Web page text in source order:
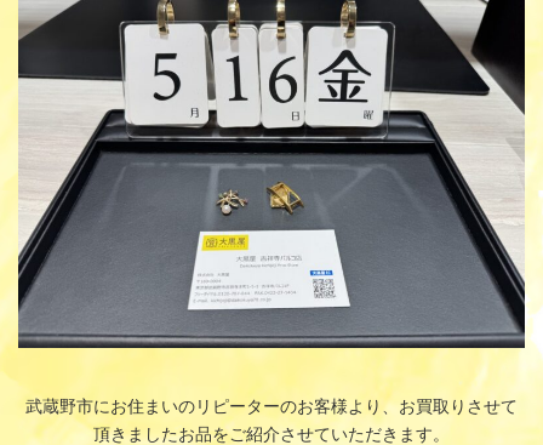
時
武蔵野市にお住まいのリピーターのお客様より、お買取りさせて
頂きましたお品をご紹介させていただきます。